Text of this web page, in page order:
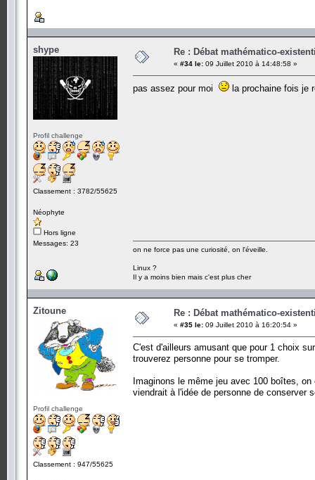
shype
Profil challenge
Classement : 3782/55625
Néophyte
Hors ligne
Messages: 23
Re : Débat mathématico-
« #34 le: 09 Juillet 2010 à 14:48:58 »
pas assez pour moi la prochaine fois je
on ne force pas une curiosité, on l'éveille.
Linux ?
Il y a moins bien mais c'est plus cher
Zitoune
Profil challenge
Classement : 947/55625
Re : Débat mathématico-
« #35 le: 09 Juillet 2010 à 16:20:54 »
C'est d'ailleurs amusant que pour 1 choix
trouverez personne pour se tromper.
Imaginons le même jeu avec 100 boîtes,
viendrait à l'idée de personne de conserver